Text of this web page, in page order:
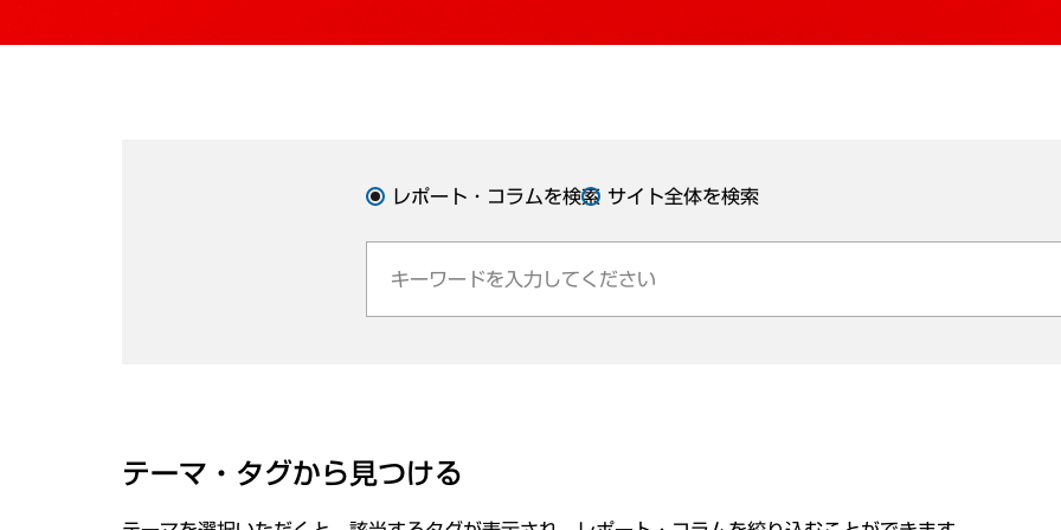
レポート・コラムを検索 サイト全体を検索
テーマ・タグから見つける